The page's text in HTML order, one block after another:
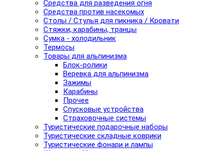
Средства для разведения огня
Средства против насекомых
Столы / Стулья для пикника / Кровати
Стяжки, карабины, транцы
Сумка - холодильник
Термосы
Товары для альпинизма
Блок-ролики
Веревка для альпинизма
Зажимы
Карабины
Прочее
Спусковые устройства
Страховочные системы
Туристические подарочные наборы
Туристические складные коврики
Туристические фонари и лампы